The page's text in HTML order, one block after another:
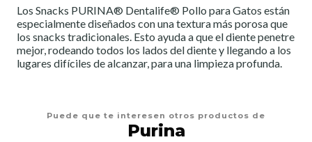
Los Snacks PURINA® Dentalife® Pollo para Gatos están
especialmente diseñados con una textura más porosa que
los snacks tradicionales. Esto ayuda a que el diente penetre
mejor, rodeando todos los lados del diente y llegando a los
lugares difíciles de alcanzar, para una limpieza profunda.
Puede que te interesen otros productos de
Purina